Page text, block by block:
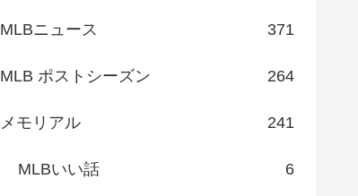
MLBニュース 371
MLB ポストシーズン 264
メモリアル 241
MLBいい話 6